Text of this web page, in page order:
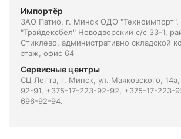
Импортёр
ЗАО Патио, г. Минск ОДО
"Трайдексбел" Новодворский с/с 33-1,
Стиклево, административно складской
этаж, офис 64
Сервисные центры
СЦ Летта, г. Минск, ул. Маяковского,
92-91, +375-17-223-92-92, +375-17-223-
696-92-94.